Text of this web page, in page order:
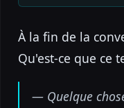
À la fin de la
Qu'est-ce que ce
— Quelque